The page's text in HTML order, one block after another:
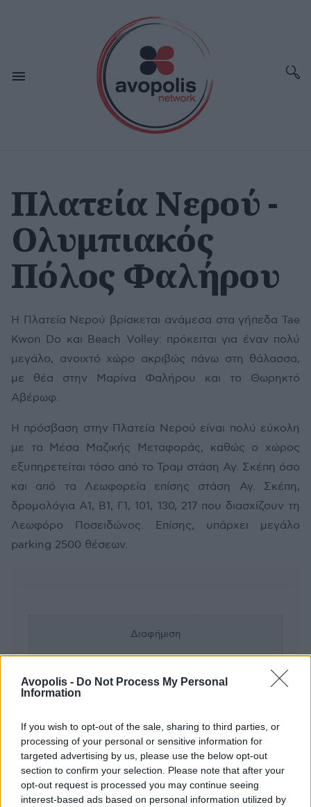
Avopolis - Do Not Process My Personal
Information
If you wish to opt-out of the sale, sharing to third parties, or
processing of your personal or sensitive information for
targeted advertising by us, please use the below opt-out
section to confirm your selection. Please note that after your
opt-out request is processed you may continue seeing
interest-based ads based on personal information utilized by
Πλατεία Νερού -
Ολυμπιακός
Πόλος Φαλήρου
Η Πλατεία Νερού βρίσκεται ανάμεσα στα γήπεδα Tae
Kwon Do και Beach Volley: πρόκειται για έναν πολύ
μεγάλο, ανοιχτό χώρο ακριβώς πάνω στη θάλασσα,
με θέα στην Μαρίνα Φαλήρου και το Θωρηκτό
Αβέρωφ.
Η πρόσβαση στην Πλατεία Νερού είναι πολύ εύκολη
με τα Μέσα Μαζικής Μεταφοράς, καθώς ο χώρος
εξυπηρετείται τόσο από το Τραμ στάση Αγ. Σκέπη όσο
και από τα Λεωφορεία επίσης στάση Αγ. Σκέπη,
δρομολόγια Α1, Β1, Γ1, 101, 130, 217 που διασχίζουν τη
Λεωφόρο Ποσειδώνος. Επίσης, υπάρχει μεγάλο
parking 2500 θέσεων.
Διαφήμιση